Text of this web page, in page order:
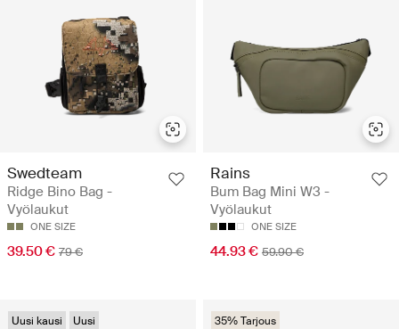
Swedteam
Ridge Bino Bag -
Vyölaukut
ONE SIZE
39.50 € 79 €
Rains
Bum Bag Mini W3 -
Vyölaukut
ONE SIZE
44.93 € 59.90 €
Uusi kausi Uusi 35% Tarjous